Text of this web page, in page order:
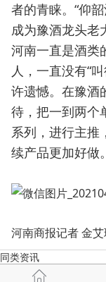
者的青睐。“仰
成为豫酒龙头老
河南一直是酒类
人，一直没有“
许遗憾。在豫酒
待，把一到两个
系列，进行主推
续产品更加好做。
河南商报记者 金
同类资讯